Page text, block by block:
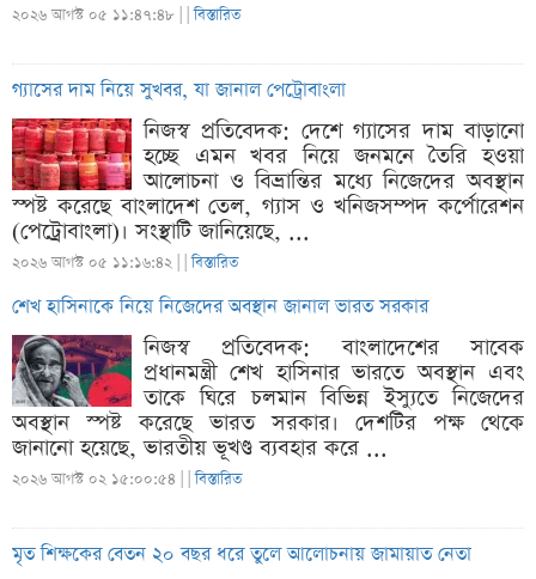
২০২৬ আগস্ট ০৫ ১১:৪৭:৪৮ | |বিস্তারিত
গ্যাসের দাম নিয়ে সুখবর, যা জানাল পেট্রোবাংলা
নিজস্ব প্রতিবেদক: দেশে গ্যাসের দাম বাড়ানো
হচ্ছে এমন খবর নিয়ে জনমনে তৈরি হওয়া
আলোচনা ও বিভ্রান্তির মধ্যে নিজেদের অবস্থান
স্পষ্ট করেছে বাংলাদেশ তেল, গ্যাস ও খনিজসম্পদ কর্পোরেশন
(পেট্রোবাংলা)। সংস্থাটি জানিয়েছে, ...
২০২৬ আগস্ট ০৫ ১১:১৬:৪২ | |বিস্তারিত
শেখ হাসিনাকে নিয়ে নিজেদের অবস্থান জানাল ভারত সরকার
নিজস্ব প্রতিবেদক: বাংলাদেশের সাবেক
প্রধানমন্ত্রী শেখ হাসিনার ভারতে অবস্থান এবং
তাকে ঘিরে চলমান বিভিন্ন ইস্যুতে নিজেদের
অবস্থান স্পষ্ট করেছে ভারত সরকার। দেশটির পক্ষ থেকে
জানানো হয়েছে, ভারতীয় ভূখণ্ড ব্যবহার করে ...
২০২৬ আগস্ট ০২ ১৫:০০:৫৪ | |বিস্তারিত
মৃত শিক্ষকের বেতন ২০ বছর ধরে তুলে আলোচনায় জামায়াত নেতা